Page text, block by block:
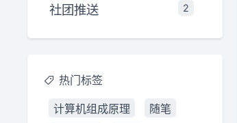
社团推送 2
热门标签
计算机组成原理
随笔